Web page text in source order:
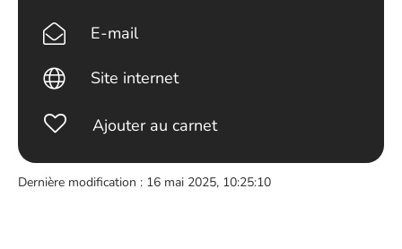
E-mail
Site internet
Ajouter au carnet
Dernière modification : 16 mai 2025, 10:25:10